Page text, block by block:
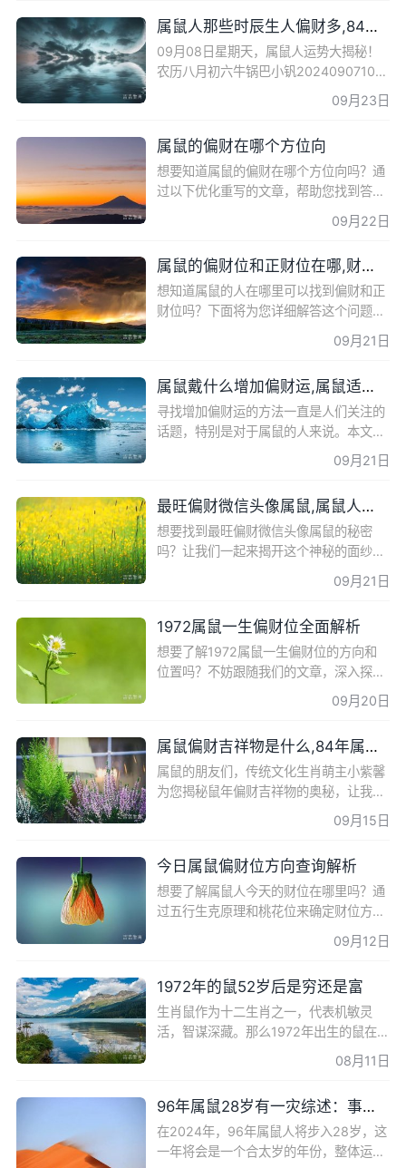
属鼠人那些时辰生人偏财多,84年属鼠的财运数字
09月08日星期天，属鼠人运势大揭秘！
农历八月初六牛锅巴小钒20240907101
5·黑龙江0属鼠者，今日运势亨通，三路
皆美，惟君应谨慎持重，方不负天赐良
09月23日
属鼠的偏财在哪个方位向
想要知道属鼠的偏财在哪个方位向吗？通
过以下优化重写的文章，帮助您找到答
方向在南方、东南方、西方。根据五行生
09月22日
属鼠的偏财位和正财位在哪,财位布局最佳方法
想知道属鼠的人在哪里可以找到偏财和正
财位吗？下面将为您详细解答这个问题。
今日属鼠的财运运势 今日属鼠的人财运不
太理想，需要多加小心避免被抢夺机遇或
09月21日
属鼠戴什么增加偏财运,属鼠适合干什么行业最赚钱
寻找增加偏财运的方法一直是人们关注的
话题，特别是对于属鼠的人来说。本文将
深入探讨属鼠人在餐饮、民宿、金融理财
和服装销售行业中如何快速发财，为您揭
09月21日
最旺偏财微信头像属鼠,属鼠人做什么生意发财
想要找到最旺偏财微信头像属鼠的秘密
吗？让我们一起来揭开这个神秘的面纱，
子每天更新创意壁纸头像，为您带来前程
09月21日
1972属鼠一生偏财位全面解析
想要了解1972属鼠一生偏财位的方向和
位置吗？不妨跟随我们的文章，深入探讨
属鼠人财位的奥秘。 属鼠人财位方向及原
理 属鼠人的财位方向主要在南方、东南方
09月20日
属鼠偏财吉祥物是什么,84年属鼠的财运数字
属鼠的朋友们，传统文化生肖萌主小紫馨
为您揭秘鼠年偏财吉祥物的奥秘，让我们
一起探索吧！ 属鼠的机智传说 在中国传
统文化中，鼠是生肖中的第一个，代表着
09月15日
今日属鼠偏财位方向查询解析
想要了解属鼠人今天的财位在哪里吗？通
过五行生克原理和桃花位来确定财位方
同年份出生的属鼠人财位方向也有所不
09月12日
1972年的鼠52岁后是穷还是富
生肖鼠作为十二生肖之一，代表机敏灵
活，智谋深藏。那么1972年出生的鼠在5
2岁之后的人生中，究竟是走向财富还是
贫穷呢？让我们一起来探索这个问题。 成
08月11日
96年属鼠28岁有一灾综述：事业、财富、健康运势
在2024年，96年属鼠人将步入28岁，这
一年将会是一个合太岁的年份，整体运势